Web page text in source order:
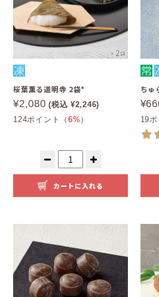
桜葉薫る道明寺 2袋*
¥2,080 (税込 ¥2,246)
124ポイント（ 6% ）
カートに入れる
ちゅ
19